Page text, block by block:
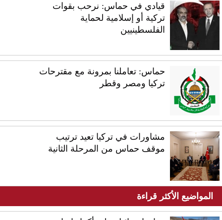
قيادي في حماس: نرحب بقوات
تركية أو إسلامية لحماية
الفلسطينيين
حماس: تعاملنا بمرونة مع مقترحات
تركيا ومصر وقطر
مشاورات في تركيا تعيد ترتيب
موقف حماس من المرحلة الثانية
المواضيع الأكثر قراءة